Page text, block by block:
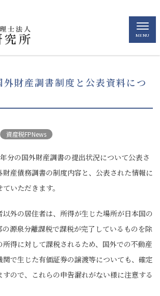
MENU
外財産調書制度と公表資料につ
資産税FPNews
分の国外財産調書の提出状況について公表さ
産債務調書の制度内容と、公表された情報に
いただきます。
外の居住者は、所得が生じた場所が日本国の
の源泉分離課税で課税が完了しているものを除
得に対して課税されるため、国外での不動産
で生じた有価証券の譲渡等についても、確定
ので、これらの申告漏れがない様に注意する